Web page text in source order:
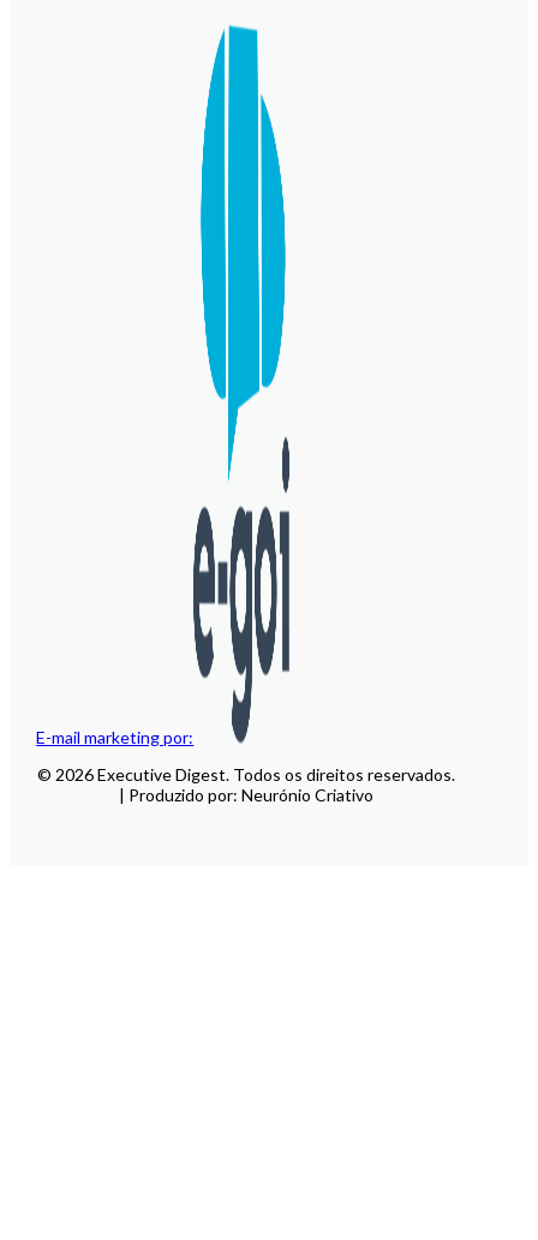
E-mail marketing por:
© 2026 Executive Digest. Todos os direitos reservados.
| Produzido por: Neurónio Criativo